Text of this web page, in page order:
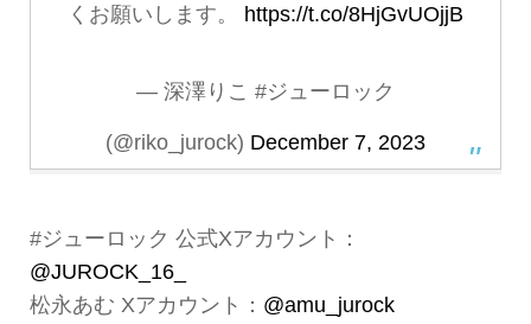
くお願いします。 https://t.co/8HjGvUOjjB
— 深澤りこ #ジューロック
(@riko_jurock) December 7, 2023
#ジューロック 公式Xアカウント：
@JUROCK_16_
松永あむ Xアカウント： @amu_jurock